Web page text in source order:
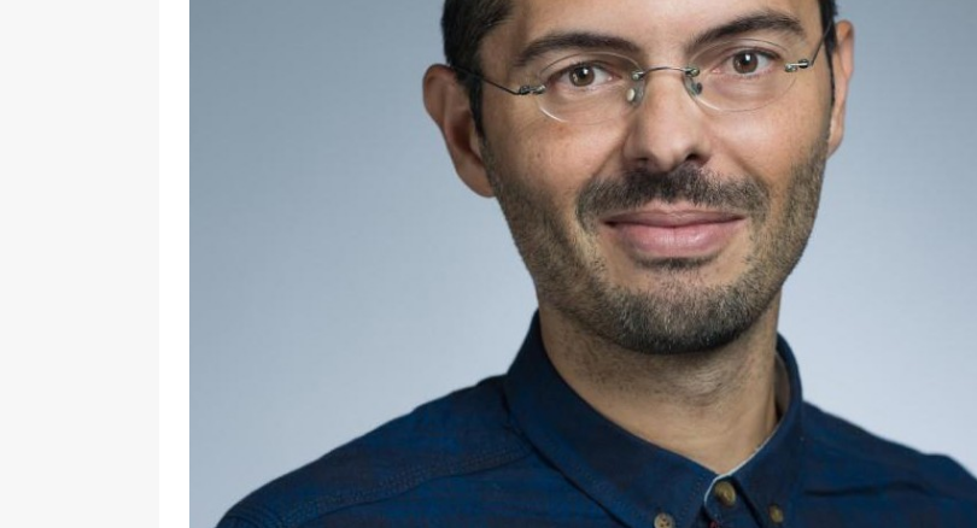
de la réalité » – entretien réalisé par Leonard Popa
FEATURED
[ 2 février 2026 ] Lancement du roman Le Saint n°6 de Tatiana Niculescu aux Éditions
ACTUALITÉ
Interview. Pascal Louvrier : Malraux est là où il faut être quand la liberté l’exige
FEATURED
Interview – Adélaïde de Clermont-Tonnerre, Prix Renaudot 2025 : Revisiter
un classique, c’est en réalité le garder vivant
FEATURED
Interview. Sarah Hatimi : Pour moi, le poète accepte de prêter sa voix aux
émotions que les autres ne savent pas nommer
FEATURED